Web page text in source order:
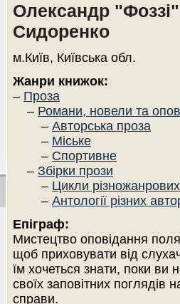
Олександр "Фоззі"
Сидоренко
м.Київ, Київська обл.
Жанри книжок:
– Проза
– Романи, новели та
– Авторська проза
– Міське
– Спортивне
– Збірки прози
– Цикли
– Антології різних
Епіграф:
Мистецтво оповідання
щоб приховувати від
їм хочеться знати, поки ви
своїх заповітних поглядів
справи.